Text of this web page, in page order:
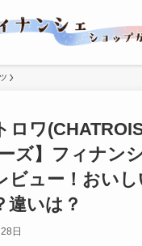
ロワ
ズ】フィナン
ビュー！おい
違いは？
日